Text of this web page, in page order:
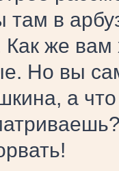
там в
Как же
Но вы
а